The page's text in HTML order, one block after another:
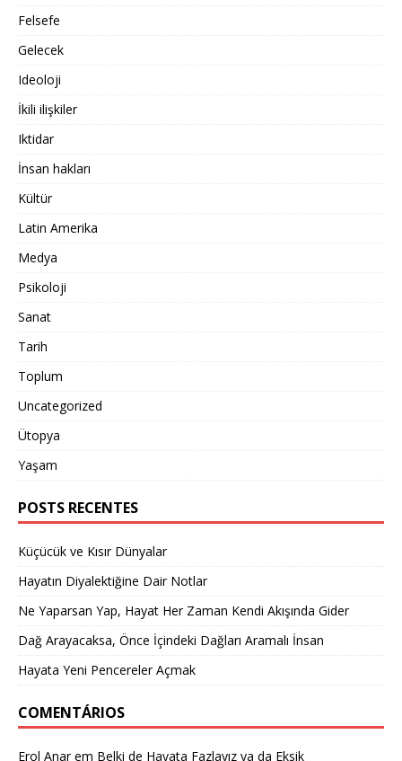
Felsefe
Gelecek
Ideoloji
İkili ilişkiler
Iktidar
İnsan hakları
Kültür
Latin Amerika
Medya
Psikoloji
Sanat
Tarih
Toplum
Uncategorized
Ütopya
Yaşam
POSTS RECENTES
Küçücük ve Kısır Dünyalar
Hayatın Diyalektiğine Dair Notlar
Ne Yaparsan Yap, Hayat Her Zaman Kendi Akışında Gider
Dağ Arayacaksa, Önce İçindeki Dağları Aramalı İnsan
Hayata Yeni Pencereler Açmak
COMENTÁRIOS
Erol Anarem Belki de Hayata Fazlayız ya da Eksik